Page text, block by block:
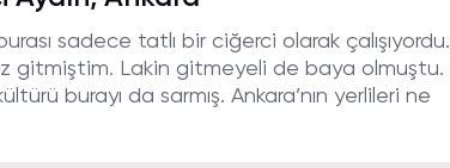
sadece tatlı bir ciğerci olarak çalışıyordu.
gitmiştim. Lakin gitmeyeli de baya olmuştu.
burayı da sarmış. Ankara’nın yerlileri ne